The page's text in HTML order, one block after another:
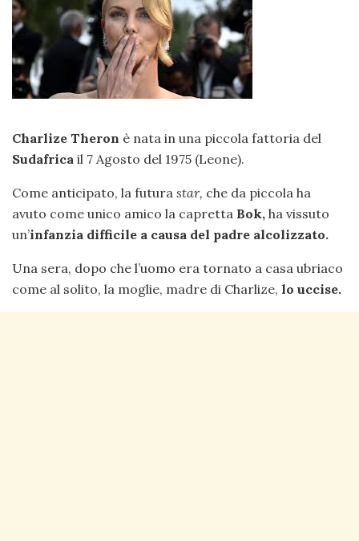
Charlize Theron è nata in una piccola fattoria del
Sudafrica il 7 Agosto del 1975 (Leone).
Come anticipato, la futura star, che da piccola ha
avuto come unico amico la capretta Bok, ha vissuto
un’infanzia difficile a causa del padre alcolizzato.
Una sera, dopo che l’uomo era tornato a casa ubriaco
come al solito, la moglie, madre di Charlize, lo uccise.